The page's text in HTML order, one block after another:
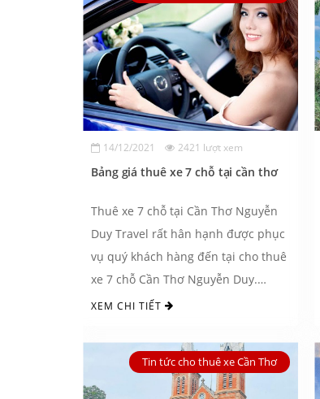
14/12/2021 2421 lượt xem
Bảng giá thuê xe 7 chỗ tại cần thơ
Thuê xe 7 chỗ tại Cần Thơ Nguyễn
Duy Travel rất hân hạnh được phục
vụ quý khách hàng đến tại cho thuê
xe 7 chỗ Cần Thơ Nguyễn Duy.
Ngoài ra ...
XEM CHI TIẾT
Tin tức cho thuê xe Cần Thơ